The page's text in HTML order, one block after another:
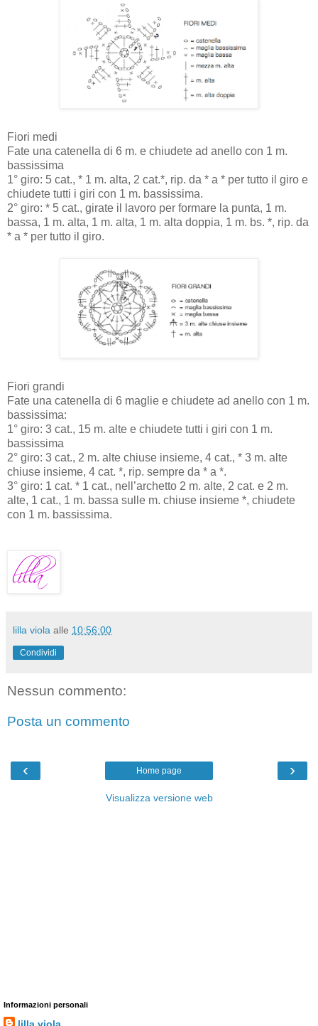
Fiori medi
Fate una catenella di 6 m. e chiudete ad anello con 1 m.
bassissima
1° giro: 5 cat., * 1 m. alta, 2 cat.*, rip. da * a * per tutto il giro e
chiudete tutti i giri con 1 m. bassissima.
2° giro: * 5 cat., girate il lavoro per formare la punta, 1 m.
bassa, 1 m. alta, 1 m. alta, 1 m. alta doppia, 1 m. bs. *, rip. da
* a * per tutto il giro.
Fiori grandi
Fate una catenella di 6 maglie e chiudete ad anello con 1 m.
bassissima:
1° giro: 3 cat., 15 m. alte e chiudete tutti i giri con 1 m.
bassissima
2° giro: 3 cat., 2 m. alte chiuse insieme, 4 cat., * 3 m. alte
chiuse insieme, 4 cat. *, rip. sempre da * a *.
3° giro: 1 cat. * 1 cat., nell’archetto 2 m. alte, 2 cat. e 2 m.
alte, 1 cat., 1 m. bassa sulle m. chiuse insieme *, chiudete
con 1 m. bassissima.
lilla viola alle 10:56:00
Condividi
Nessun commento:
Posta un commento
‹ ›
Home page
Visualizza versione web
Informazioni personali
lilla viola